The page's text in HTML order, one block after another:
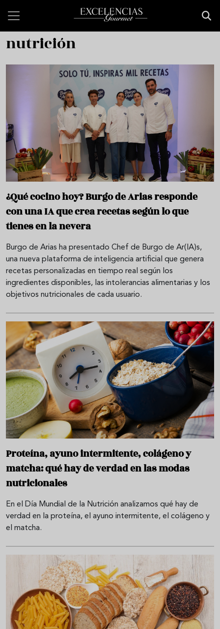
nutrición
¿Qué cocino hoy? Burgo de Arias responde
con una IA que crea recetas según lo que
tienes en la nevera
Burgo de Arias ha presentado Chef de Burgo de Ar(IA)s,
una nueva plataforma de inteligencia artificial que genera
recetas personalizadas en tiempo real según los
ingredientes disponibles, las intolerancias alimentarias y los
objetivos nutricionales de cada usuario.
Proteína, ayuno intermitente, colágeno y
matcha: qué hay de verdad en las modas
nutricionales
En el Día Mundial de la Nutrición analizamos qué hay de
verdad en la proteína, el ayuno intermitente, el colágeno y
el matcha.